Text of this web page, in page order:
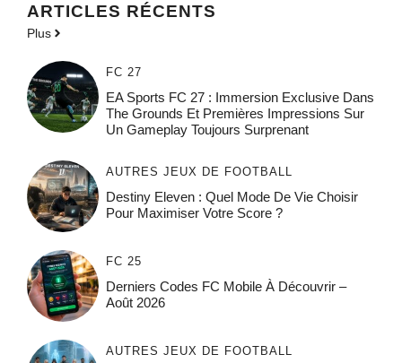
ARTICLES RÉCENTS
Plus
FC 27
EA Sports FC 27 : Immersion Exclusive Dans
The Grounds Et Premières Impressions Sur
Un Gameplay Toujours Surprenant
AUTRES JEUX DE FOOTBALL
Destiny Eleven : Quel Mode De Vie Choisir
Pour Maximiser Votre Score ?
FC 25
Derniers Codes FC Mobile À Découvrir –
Août 2026
AUTRES JEUX DE FOOTBALL